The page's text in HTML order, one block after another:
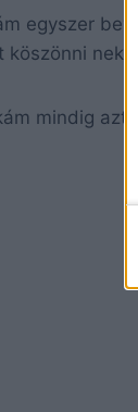
egyszer
köszönni
mindig